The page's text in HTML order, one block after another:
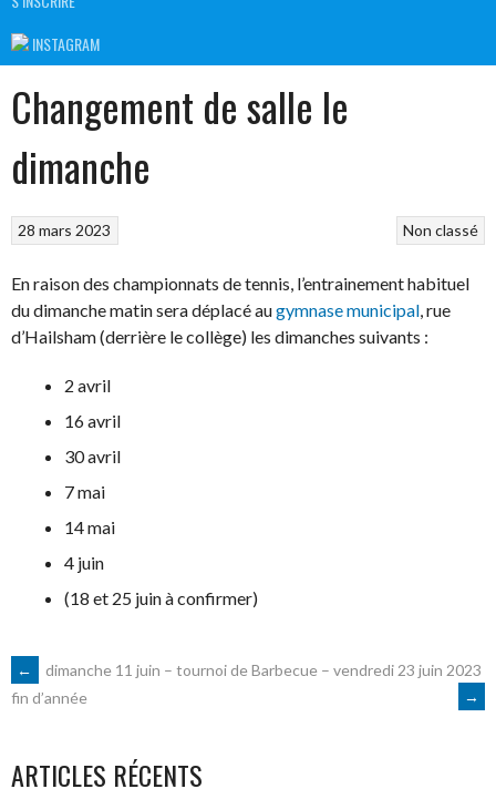
INSTAGRAM
Changement de salle le
dimanche
Non classé
28 mars 2023
En raison des championnats de tennis, l’entrainement habituel
du dimanche matin sera déplacé augymnase municipal, rue
d’Hailsham (derrière le collège) les dimanches suivants :
2 avril
16 avril
30 avril
7 mai
14 mai
4 juin
(18 et 25 juin à confirmer)
NAVIGATION
←
dimanche 11 juin – tournoi de
fin d’année
Barbecue – vendredi 23 juin 2023
→
ARTICLES RÉCENTS